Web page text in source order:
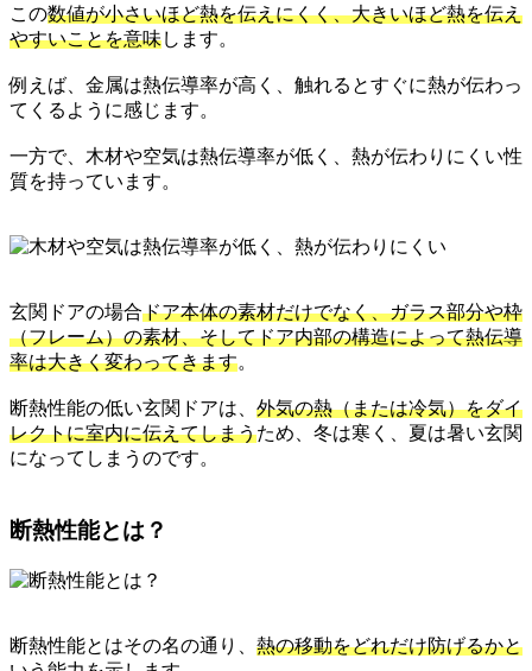
この数値が小さいほど熱を伝えにくく、大きいほど熱を伝え
やすいことを意味します。
例えば、金属は熱伝導率が高く、触れるとすぐに熱が伝わっ
てくるように感じます。
一方で、木材や空気は熱伝導率が低く、熱が伝わりにくい性
質を持っています。
玄関ドアの場合ドア本体の素材だけでなく、ガラス部分や枠
（フレーム）の素材、そしてドア内部の構造によって熱伝導
率は大きく変わってきます。
断熱性能の低い玄関ドアは、 外気の熱（または冷気）をダイ
レクトに室内に伝えてしまうため、冬は寒く、夏は暑い玄関
になってしまうのです。
断熱性能とは？
断熱性能とはその名の通り、 熱の移動をどれだけ防げるかと